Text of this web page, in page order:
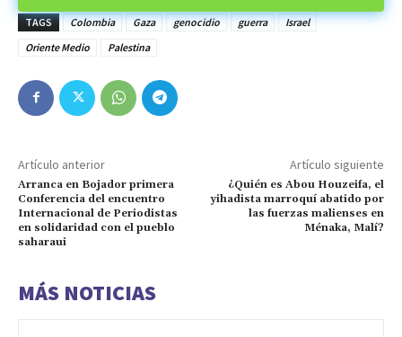
TAGS Colombia Gaza genocidio guerra
Israel
Oriente Medio
Palestina
Artículo anterior
Arranca en Bojador primera
Conferencia del encuentro
Internacional de Periodistas
en solidaridad con el pueblo
saharaui
Artículo siguiente
¿Quién es Abou Houzeifa, el
yihadista marroquí abatido por
las fuerzas malienses en
Ménaka, Malí?
MÁS NOTICIAS